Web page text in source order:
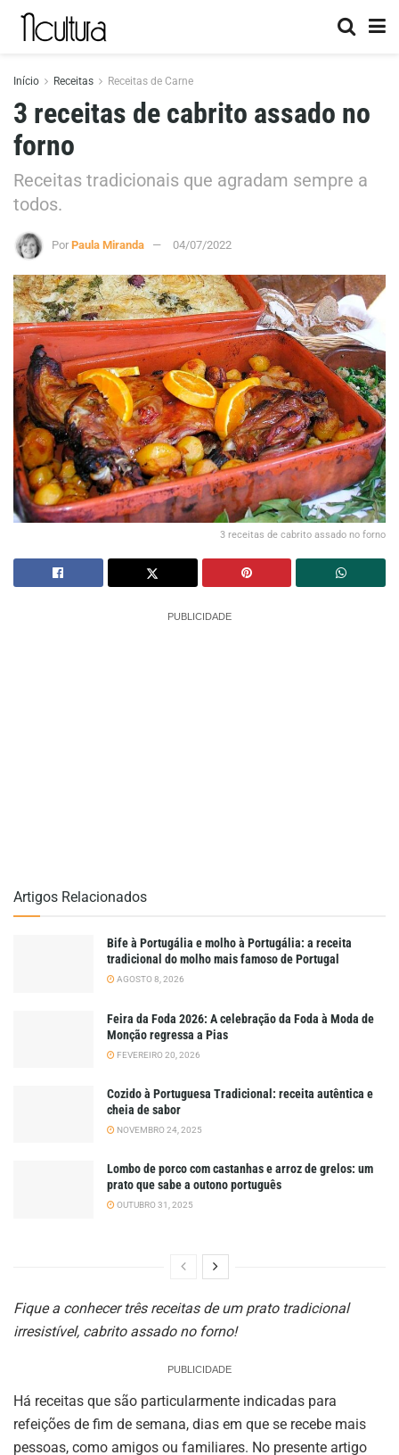
Início Receitas Receitas de Carne
3 receitas de cabrito assado no
forno
Receitas tradicionais que agradam sempre a
todos.
Por Paula Miranda 04/07/2022
3 receitas de cabrito assado no forno
PUBLICIDADE
Artigos Relacionados
Bife à Portugália e molho à Portugália: a receita
tradicional do molho mais famoso de Portugal
AGOSTO 8, 2026
Feira da Foda 2026: A celebração da Foda à Moda de
Monção regressa a Pias
FEVEREIRO 20, 2026
Cozido à Portuguesa Tradicional: receita autêntica e
cheia de sabor
NOVEMBRO 24, 2025
Lombo de porco com castanhas e arroz de grelos: um
prato que sabe a outono português
OUTUBRO 31, 2025
Fique a conhecer três receitas de um prato tradicional
irresistível, cabrito assado no forno!
PUBLICIDADE
Há receitas que são particularmente indicadas para
refeições de fim de semana, dias em que se recebe mais
pessoas, como amigos ou familiares. No presente artigo